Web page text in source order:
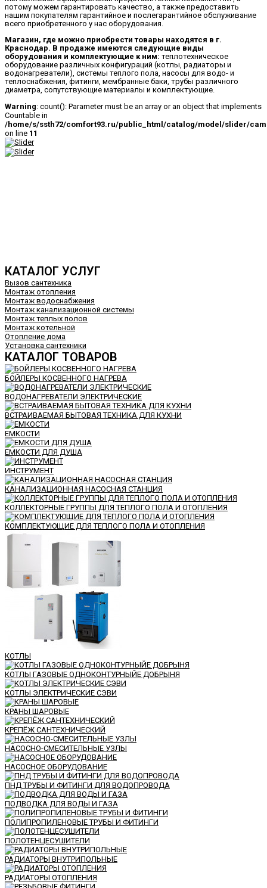
потому можем гарантировать качество, а также предоставить
нашим покупателям гарантийное и послегарантийное обслуживание
всего приобретенного у нас оборудования.
Магазин, где можно приобрести товары находятся в г.
Краснодар. В продаже имеются следующие виды
оборудования и комплектующие к ним: теплотехническое
оборудование различных конфигураций (котлы, радиаторы и
водонагреватели), системы теплого пола, насосы для водо- и
теплоснабжения, фитинги, мембранные баки, трубы различного
диаметра, сопутствующие материалы и комплектующие.
Warning: count(): Parameter must be an array or an object that implements
Countable in
/home/s/ssth72/comfort93.ru/public_html/catalog/model/slider/
on line 11
КАТАЛОГ УСЛУГ
Вызов сантехника
Монтаж отопления
Монтаж водоснабжения
Монтаж канализационной системы
Монтаж теплых полов
Монтаж котельной
Отопление дома
Установка сантехники
КАТАЛОГ ТОВАРОВ
БОЙЛЕРЫ КОСВЕННОГО НАГРЕВА
ВОДОНАГРЕВАТЕЛИ ЭЛЕКТРИЧЕСКИЕ
ВСТРАИВАЕМАЯ БЫТОВАЯ ТЕХНИКА ДЛЯ КУХНИ
ЕМКОСТИ
ЕМКОСТИ ДЛЯ ДУША
ИНСТРУМЕНТ
КАНАЛИЗАЦИОННАЯ НАСОСНАЯ СТАНЦИЯ
КОЛЛЕКТОРНЫЕ ГРУППЫ ДЛЯ ТЕПЛОГО ПОЛА И ОТОПЛЕНИЯ
КОМПЛЕКТУЮЩИЕ ДЛЯ ТЕПЛОГО ПОЛА И ОТОПЛЕНИЯ
КОТЛЫ
КОТЛЫ ГАЗОВЫЕ ОДНОКОНТУРНЫЙЕ ДОБРЫНЯ
КОТЛЫ ЭЛЕКТРИЧЕСКИЕ СЭВИ
КРАНЫ ШАРОВЫЕ
КРЕПЁЖ САНТЕХНИЧЕСКИЙ
НАСОСНО-СМЕСИТЕЛЬНЫЕ УЗЛЫ
НАСОСНОЕ ОБОРУДОВАНИЕ
ПНД ТРУБЫ И ФИТИНГИ ДЛЯ ВОДОПРОВОДА
ПОДВОДКА ДЛЯ ВОДЫ И ГАЗА
ПОЛИПРОПИЛЕНОВЫЕ ТРУБЫ И ФИТИНГИ
ПОЛОТЕНЦЕСУШИТЕЛИ
РАДИАТОРЫ ВНУТРИПОЛЬНЫЕ
РАДИАТОРЫ ОТОПЛЕНИЯ